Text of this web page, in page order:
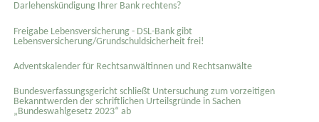
Darlehenskündigung Ihrer Bank rechtens?
Freigabe Lebensversicherung - DSL-Bank gibt
Lebensversicherung/Grundschuldsicherheit frei!
Adventskalender für Rechtsanwältinnen und Rechtsanwälte
Bundesverfassungsgericht schließt Untersuchung zum vorzeitigen
Bekanntwerden der schriftlichen Urteilsgründe in Sachen
„Bundeswahlgesetz 2023“ ab